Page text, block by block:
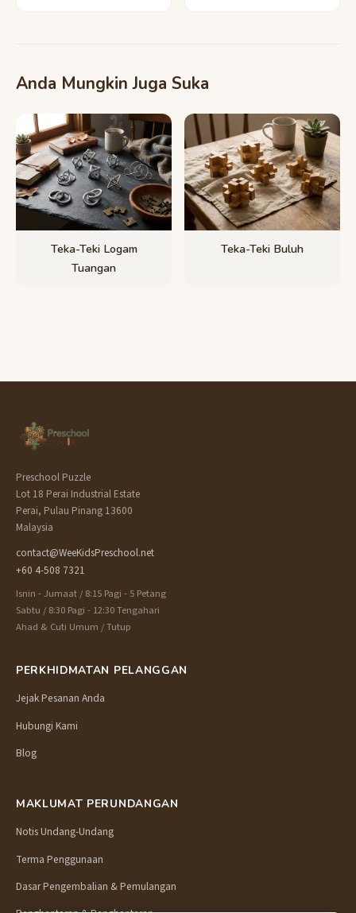
Anda Mungkin Juga Suka
Teka-Teki Logam
Tuangan
Teka-Teki Buluh
Preschool Puzzle
Lot 18 Perai Industrial Estate
Perai, Pulau Pinang 13600
Malaysia
contact@WeeKidsPreschool.net
+60 4-508 7321
Isnin - Jumaat / 8:15 Pagi - 5 Petang
Sabtu / 8:30 Pagi - 12:30 Tengahari
Ahad & Cuti Umum / Tutup
PERKHIDMATAN PELANGGAN
Jejak Pesanan Anda
Hubungi Kami
Blog
MAKLUMAT PERUNDANGAN
Notis Undang-Undang
Terma Penggunaan
Dasar Pengembalian & Pemulangan